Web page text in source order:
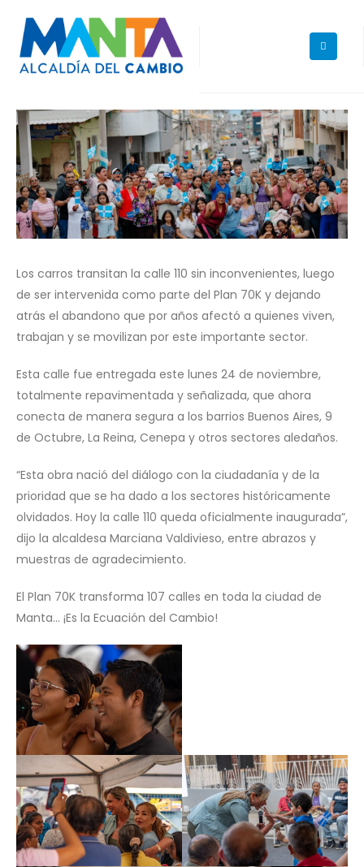
Los carros transitan la calle 110 sin inconvenientes, luego
de ser intervenida como parte del Plan 70K y dejando
atrás el abandono que por años afectó a quienes viven,
trabajan y se movilizan por este importante sector.
Esta calle fue entregada este lunes 24 de noviembre,
totalmente repavimentada y señalizada, que ahora
conecta de manera segura a los barrios Buenos Aires, 9
de Octubre, La Reina, Cenepa y otros sectores aledaños.
“Esta obra nació del diálogo con la ciudadanía y de la
prioridad que se ha dado a los sectores históricamente
olvidados. Hoy la calle 110 queda oficialmente inaugurada”,
dijo la alcaldesa Marciana Valdivieso, entre abrazos y
muestras de agradecimiento.
El Plan 70K transforma 107 calles en toda la ciudad de
Manta… ¡Es la Ecuación del Cambio!